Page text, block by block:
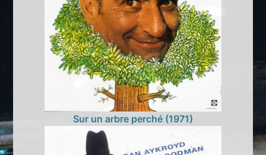
Sur un arbre perché (1971)